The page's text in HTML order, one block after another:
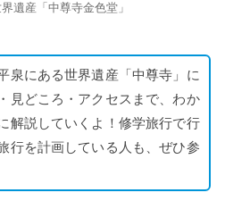
遺産「中尊寺金色堂」
泉にある世界遺産「中尊寺」に
見どころ・アクセスまで、わか
解説していくよ！修学旅行で行
行を計画している人も、ぜひ参